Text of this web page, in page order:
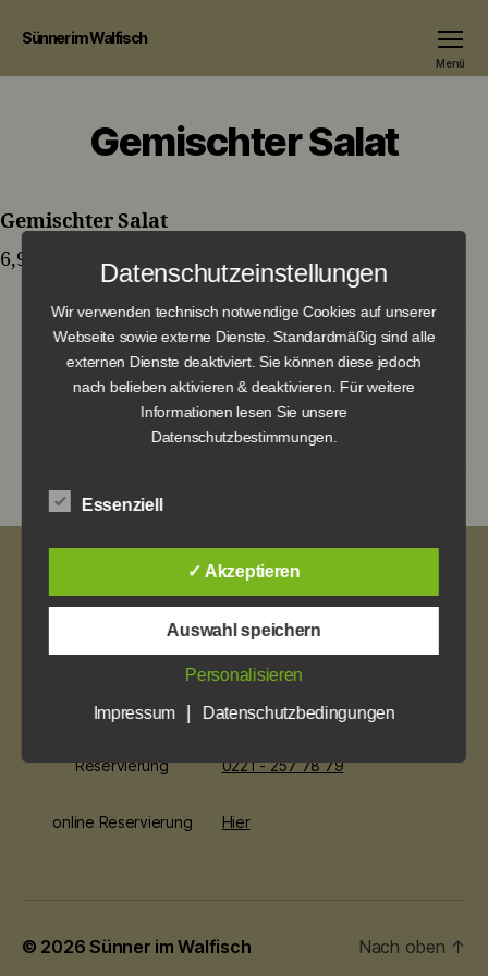
Sünner im Walfisch
Menü
Gemischter Salat
Gemischter Salat
6,90 €
Großer gemischter Salat mit hausgemachtem
Dressing
Mayonnaise / Ketchup
Datenschutz
Mo bis Mi. ab 17 Uhr
Do. bis Sa. ab 12 Uhr
Reservierung 0221 - 257 78 79
online Reservierung Hier
© 2026Sünner im Walfisch Nach oben ↑
Datenschutzeinstellungen
Wir verwenden technisch notwendige Cookies auf unserer
Webseite sowie externe Dienste. Standardmäßig sind alle
externen Dienste deaktiviert. Sie können diese jedoch
nach belieben aktivieren & deaktivieren. Für weitere
Informationen lesen Sie unsere
Datenschutzbestimmungen.
Essenziell
✓ Akzeptieren
Auswahl speichern
Personalisieren
Impressum | Datenschutzbedingungen